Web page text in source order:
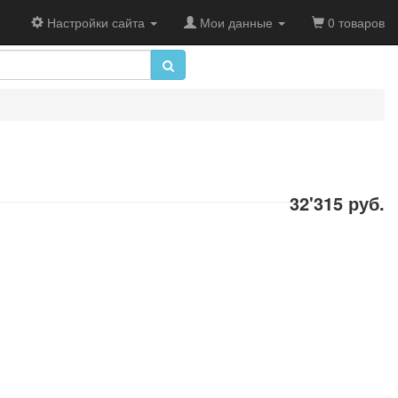
Настройки сайта Мои данные 0 товаров
32'315 руб.